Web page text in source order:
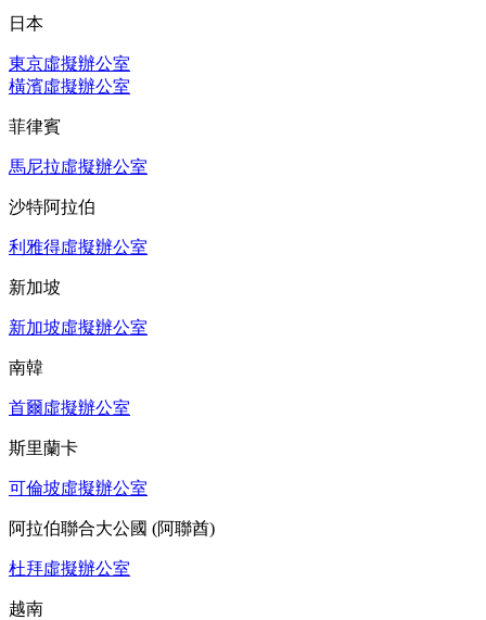
日本
東京虛擬辦公室
橫濱虛擬辦公室
菲律賓
馬尼拉虛擬辦公室
沙特阿拉伯
利雅得虛擬辦公室
新加坡
新加坡虛擬辦公室
南韓
首爾虛擬辦公室
斯里蘭卡
可倫坡虛擬辦公室
阿拉伯聯合大公國 (阿聯酋)
杜拜虛擬辦公室
越南